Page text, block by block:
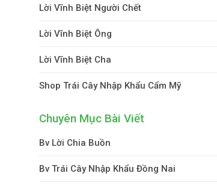
Lời Vĩnh Biệt Người Chết
Lời Vĩnh Biệt Ông
Lời Vĩnh Biệt Cha
Shop Trái Cây Nhập Khẩu Cẩm Mỹ
Chuyên Mục Bài Viết
Bv Lời Chia Buồn
Bv Trái Cây Nhập Khẩu Đồng Nai